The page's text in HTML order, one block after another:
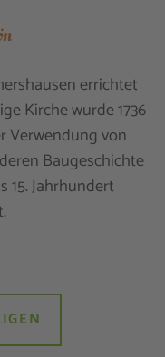
errichtet
Kirche wurde 1736
Verwendung von
Baugeschichte
15. Jahrhundert